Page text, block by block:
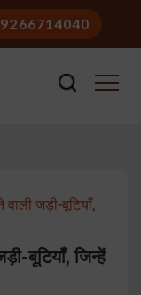
वाली जड़ी-बूटियाँ,
बूटियाँ, जिन्हें